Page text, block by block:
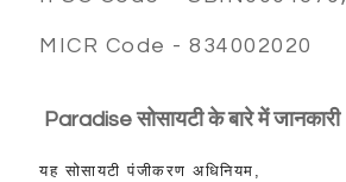
MICR Code - 834002020
Paradiseसोसायटी के बारे में जानकारी
यह सोसायटी पंजीकरण अधिनियम ,